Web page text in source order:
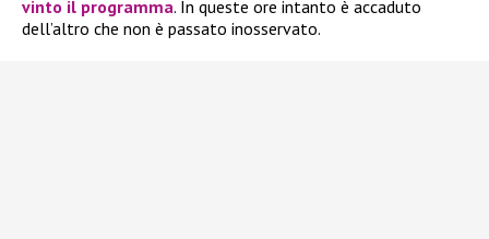
vinto il programma. In queste ore intanto è accaduto
dell’altro che non è passato inosservato.